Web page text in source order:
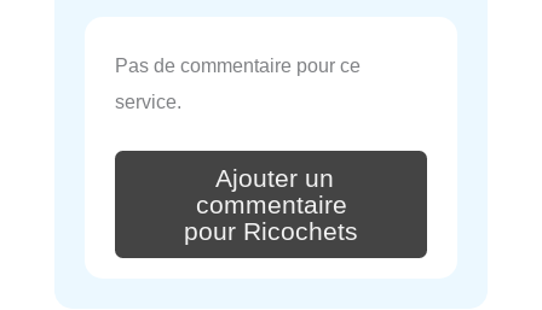
Pas de commentaire pour ce
service.
Ajouter un
commentaire
pour Ricochets